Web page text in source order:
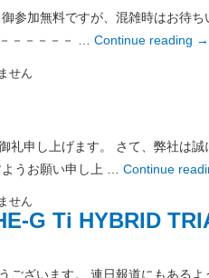
参加無料ですが、混雑時はお待
－－－－－ … Continue reading →
せん
礼申し上げます。 さて、弊社は
うお願い申し上 … Continue
せん
G Ti HYBRID
ございます。 連日報道にもある